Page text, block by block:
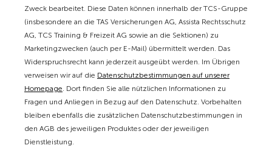
Zweck bearbeitet. Diese Daten können innerhalb der TCS-Gruppe
(insbesondere an die TAS Versicherungen AG, Assista Rechtsschutz
AG, TCS Training & Freizeit AG sowie an die Sektionen) zu
Marketingzwecken (auch per E-Mail) übermittelt werden. Das
Widerspruchsrecht kann jederzeit ausgeübt werden. Im Übrigen
verweisen wir auf die Datenschutzbestimmungen auf unserer
Homepage. Dort finden Sie alle nützlichen Informationen zu
Fragen und Anliegen in Bezug auf den Datenschutz. Vorbehalten
bleiben ebenfalls die zusätzlichen Datenschutzbestimmungen in
den AGB des jeweiligen Produktes oder der jeweiligen
Dienstleistung.